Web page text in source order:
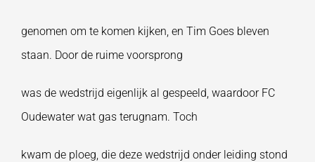
genomen om te komen kijken, en Tim Goes bleven
staan. Door de ruime voorsprong
was de wedstrijd eigenlijk al gespeeld, waardoor FC
Oudewater wat gas terugnam. Toch
kwam de ploeg, die deze wedstrijd onder leiding stond